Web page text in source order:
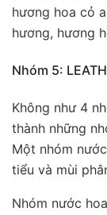
hương hoa cỏ
hương, hương
Nhóm 5:
Không như 4
thành những
Một nhóm
tiểu và mùi
Nhóm nước